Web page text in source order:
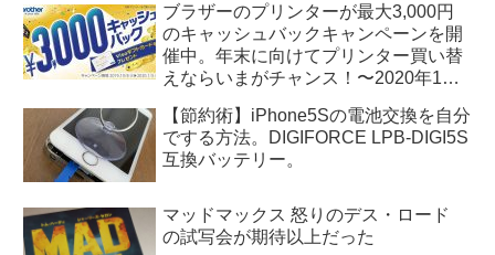
ブラザーのプリンターが最大3,000円
のキャッシュバックキャンペーンを開
催中。年末に向けてプリンター買い替
えならいまがチャンス！〜2020年1月5
【節約術】iPhone5Sの電池交換を自分
でする方法。DIGIFORCE LPB-DIGI5S
互換バッテリー。
マッドマックス 怒りのデス・ロード
の試写会が期待以上だった